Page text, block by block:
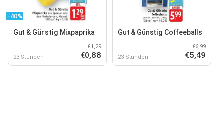
-40%
Gut & Günstig Mixpaprika
23 Stunden
€1,29
€0,88
Gut & Günstig Coffeeballs
23 Stunden
€5,99
€5,49